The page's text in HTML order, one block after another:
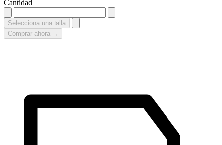
Cantidad
Selecciona una talla
Comprar ahora →